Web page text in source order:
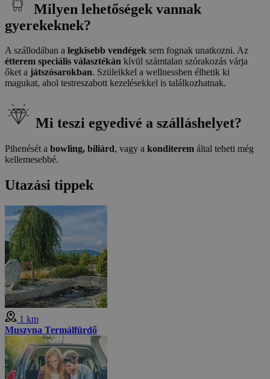
Milyen lehetőségek vannak
gyerekeknek?
A szállodában a legkisebb vendégek sem fognak unatkozni. Az
étterem speciális választékán kívül számtalan szórakozás várja
őket a játszósarokban. Szüleikkel a wellnessben élhetik ki
magukat, ahol testreszabott kezelésekkel is találkozhatnak.
Mi teszi egyedivé a szálláshelyet?
Pihenését a bowling, biliárd, vagy a konditerem által teheti még
kellemesebbé.
Utazási tippek
1 km
Muszyna Termálfürdő